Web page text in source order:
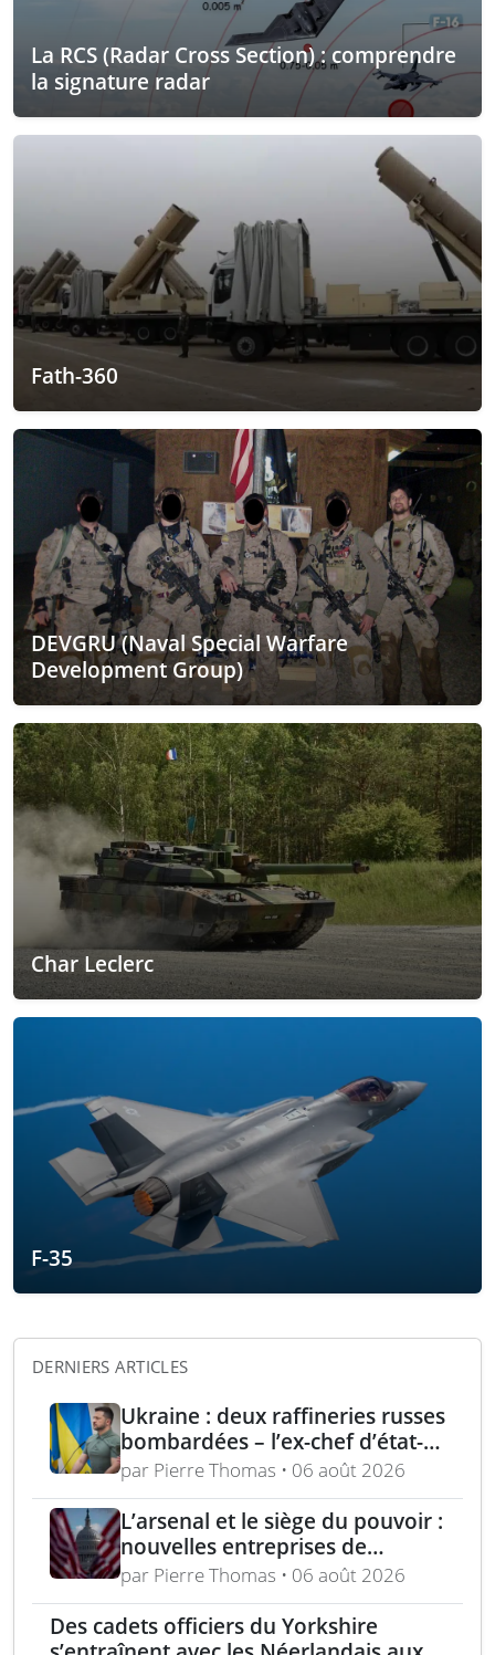
La RCS (Radar Cross Section) : comprendre
la signature radar
Fath-360
DEVGRU (Naval Special Warfare
Development Group)
Char Leclerc
F-35
DERNIERS ARTICLES
Ukraine : deux raffineries russes
bombardées – l’ex-chef d’état-
major ukrainien juge l’OTAN
dépassée
par Pierre Thomas • 06 août 2026
L’arsenal et le siège du pouvoir :
nouvelles entreprises de
défense, capital-risque et
politique industrielle des États
par Pierre Thomas • 06 août 2026
Des cadets officiers du Yorkshire